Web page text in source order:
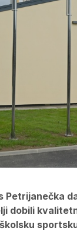
Petrijanečka
dobili